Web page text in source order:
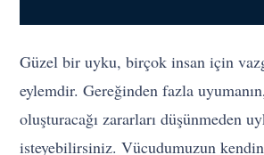
Güzel bir uyku, birçok insan için
eylemdir. Gereğinden fazla
oluşturacağı zararları düşünmeden
isteyebilirsiniz. Vücudumuzun